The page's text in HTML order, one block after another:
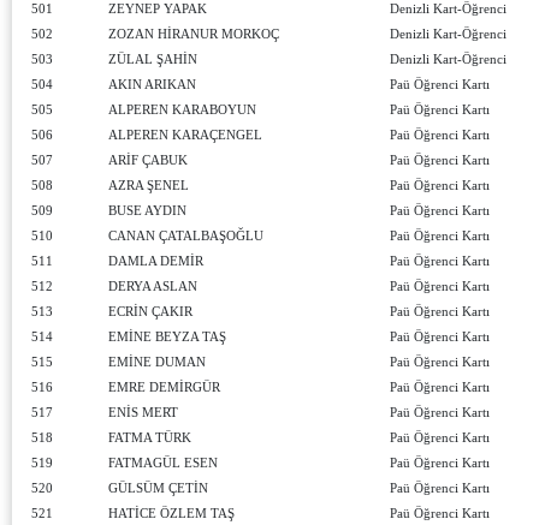
501
ZEYNEP YAPAK
Denizli Kart-Öğrenci
502
ZOZAN HİRANUR MORKOÇ
Denizli Kart-Öğrenci
503
ZÜLAL ŞAHİN
Denizli Kart-Öğrenci
504
AKIN ARIKAN
Paü Öğrenci Kartı
505
ALPEREN KARABOYUN
Paü Öğrenci Kartı
506
ALPEREN KARAÇENGEL
Paü Öğrenci Kartı
507
ARİF ÇABUK
Paü Öğrenci Kartı
508
AZRA ŞENEL
Paü Öğrenci Kartı
509
BUSE AYDIN
Paü Öğrenci Kartı
510
CANAN ÇATALBAŞOĞLU
Paü Öğrenci Kartı
511
DAMLA DEMİR
Paü Öğrenci Kartı
512
DERYA ASLAN
Paü Öğrenci Kartı
513
ECRİN ÇAKIR
Paü Öğrenci Kartı
514
EMİNE BEYZA TAŞ
Paü Öğrenci Kartı
515
EMİNE DUMAN
Paü Öğrenci Kartı
516
EMRE DEMİRGÜR
Paü Öğrenci Kartı
517
ENİS MERT
Paü Öğrenci Kartı
518
FATMA TÜRK
Paü Öğrenci Kartı
519
FATMAGÜL ESEN
Paü Öğrenci Kartı
520
GÜLSÜM ÇETİN
Paü Öğrenci Kartı
521
HATİCE ÖZLEM TAŞ
Paü Öğrenci Kartı